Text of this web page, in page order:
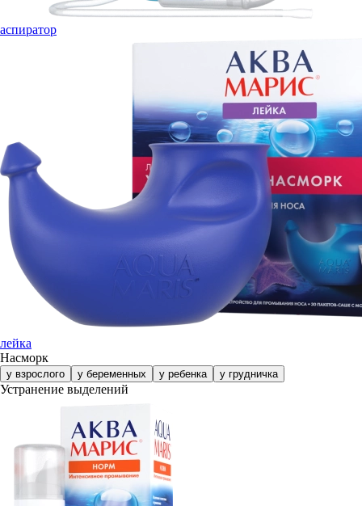
аспиратор
лейка
Насморк
у взрослого у беременных у ребенка у грудничка
Устранение выделений